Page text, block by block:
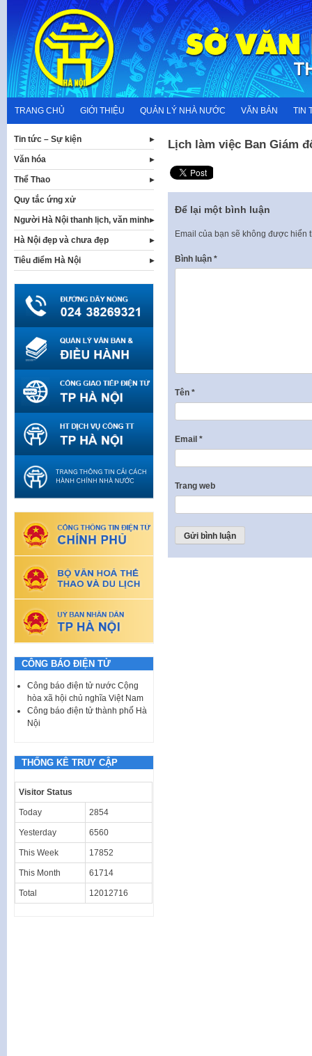
content
TRANG CHỦ GIỚI THIỆU QUẢN LÝ NHÀ NƯỚC VĂN BẢN TIN
Lịch làm việc Ban Giám
Để lại một bình luận
Email của bạn sẽ không được hiển
Bình luận *
Tên *
Email *
Trang web
Tin tức – Sự kiện
Văn hóa
Thể Thao
Quy tắc ứng xử
Người Hà Nội thanh lịch, văn minh
Hà Nội đẹp và chưa đẹp
Tiêu điểm Hà Nội
CÔNG BÁO ĐIỆN TỬ
Công báo điện tử nước Cộng
hòa xã hội chủ nghĩa Việt Nam
Công báo điện tử thành phố Hà
Nội
THỐNG KÊ TRUY CẬP
Visitor Status
Today 2854
Yesterday 6560
This Week 17852
This Month 61714
Total 12012716